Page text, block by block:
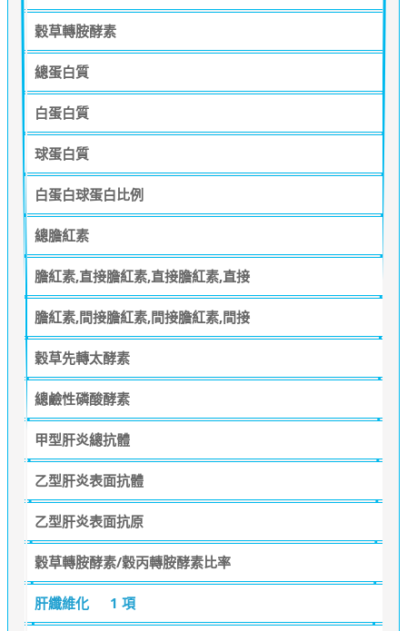
穀草轉胺酵素
總蛋白質
白蛋白質
球蛋白質
白蛋白球蛋白比例
總膽紅素
膽紅素,直接膽紅素,直接膽紅素,直接
膽紅素,間接膽紅素,間接膽紅素,間接
穀草先轉太酵素
總鹼性磷酸酵素
甲型肝炎總抗體
乙型肝炎表面抗體
乙型肝炎表面抗原
穀草轉胺酵素/穀丙轉胺酵素比率
肝纖維化 1 項